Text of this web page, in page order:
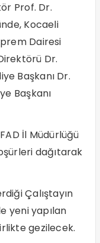
Prof. Dr.
Kocaeli
Dairesi
Dr.
Başkanı Dr.
Başkanı
İl Müdürlüğü
dağıtarak
Çalıştayın
yeni yapılan
gezilecek.